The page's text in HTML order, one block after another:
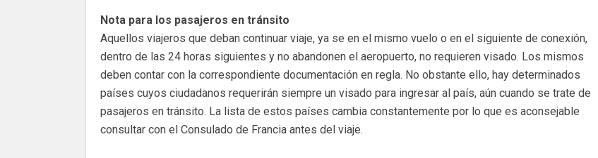
Nota para los pasajeros en tránsito
Aquellos viajeros que deban continuar viaje, ya se en el mismo vuelo o en el siguiente de conexión,
dentro de las 24 horas siguientes y no abandonen el aeropuerto, no requieren visado. Los mismos
deben contar con la correspondiente documentación en regla. No obstante ello, hay determinados
países cuyos ciudadanos requerirán siempre un visado para ingresar al país, aún cuando se trate de
pasajeros en tránsito. La lista de estos países cambia constantemente por lo que es aconsejable
consultar con el Consulado de Francia antes del viaje.